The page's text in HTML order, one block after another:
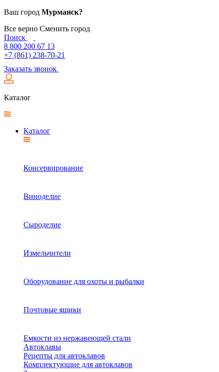
Ваш город Мурманск?
Все верно Сменить город
Поиск
8 800 200 67 13
+7 (861) 238-70-21
Заказать звонок
Каталог
Каталог
Консервирование
Виноделие
Сыроделие
Измельчители
Оборудование для охоты и рыбалки
Почтовые ящики
Емкости из нержавеющей стали
Автоклавы
Рецепты для автоклавов
Комплектующие для автоклавов